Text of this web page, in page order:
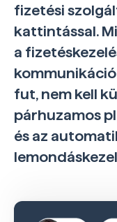
fizetési
kattintással.
a
fut, nem kell
párhuzamos
és az